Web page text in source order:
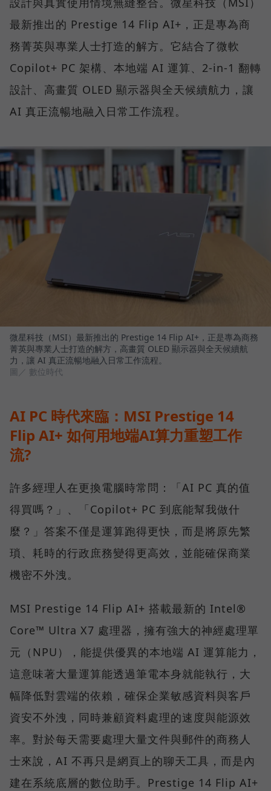
最新推出的 Prestige 14 Flip AI+，正是專為商
務菁英與專業人士打造的解方。它結合了微軟
Copilot+ PC 架構、本地端 AI 運算、2-in-1 翻轉
設計、高畫質 OLED 顯示器與全天候續航力，讓
AI 真正流暢地融入日常工作流程。
微星科技（MSI）最新推出的 Prestige 14 Flip AI+，正是專為商務
菁英與專業人士打造的解方，高畫質 OLED 顯示器與全天候續航
力，讓 AI 真正流暢地融入日常工作流程。
圖／ 數位時代
AI PC 時代來臨：MSI Prestige 14
Flip AI+ 如何用地端AI算力重塑工作
流?
許多經理人在更換電腦時常問：「AI PC 真的值
得買嗎？」、「Copilot+ PC 到底能幫我做什
麼？」答案不僅是運算跑得更快，而是將原先繁
瑣、耗時的行政庶務變得更高效，並能確保商業
機密不外洩。
MSI Prestige 14 Flip AI+ 搭載最新的 Intel®
Core™ Ultra X7 處理器，擁有強大的神經處理單
元（NPU），能提供優異的本地端 AI 運算能力，
這意味著大量運算能透過筆電本身就能執行，大
幅降低對雲端的依賴，確保企業敏感資料與客戶
資安不外洩，同時兼顧資料處理的速度與能源效
率。對於每天需要處理大量文件與郵件的商務人
士來說，AI 不再只是網頁上的聊天工具，而是內
建在系統底層的數位助手。Prestige 14 Flip AI+